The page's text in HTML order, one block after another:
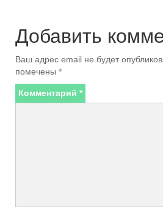
Добавить
Ваш адрес email не будет
помечены *
Комментарий *